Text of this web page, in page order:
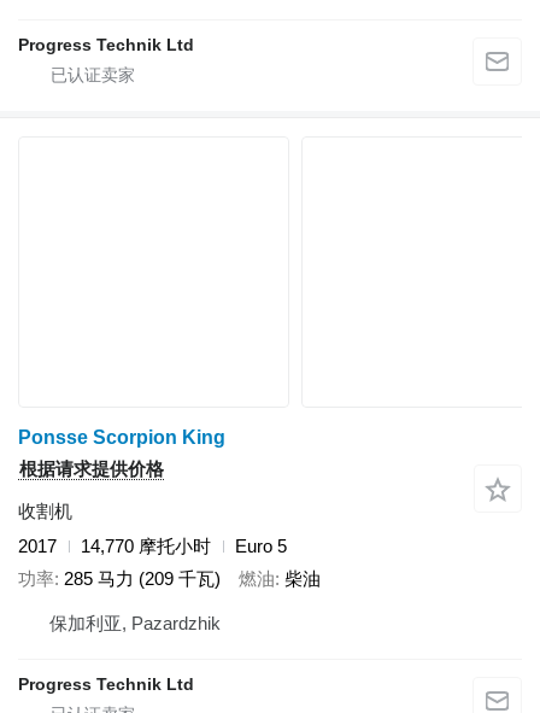
Progress Technik Ltd
Ponsse Scorpion King
根据请求提供价格
收割机
2017
14,770 摩托小时
Euro 5
功率 285 马力 (209 千瓦) 燃油 柴油
保加利亚, Pazardzhik
Progress Technik Ltd